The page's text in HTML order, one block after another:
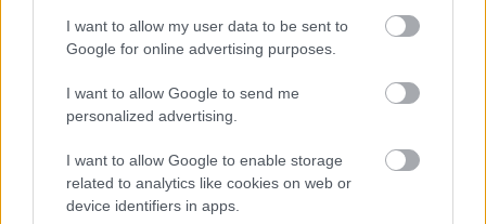
I want to allow my user data to be sent to
Google for online advertising purposes.
I want to allow Google to send me
personalized advertising.
I want to allow Google to enable storage
related to analytics like cookies on web or
device identifiers in apps.
Helyi hírek
Harmonia Albensis: négy nyári koncerttel tölti meg